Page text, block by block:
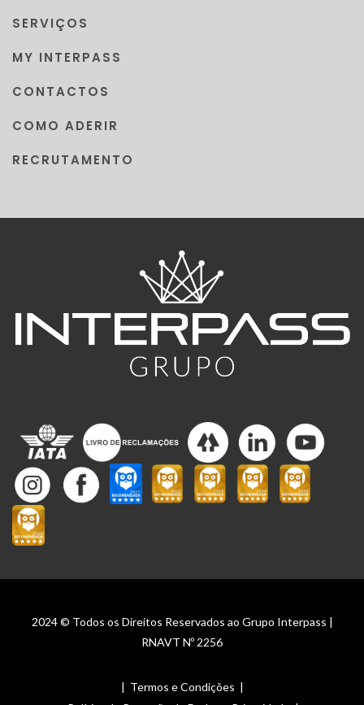
SERVIÇOS
MY INTERPASS
CONTACTOS
COMO ADERIR
RECRUTAMENTO
2024 © Todos os Direitos Reservados ao Grupo Interpass |
RNAVT Nº 2256
| Termos e Condições |